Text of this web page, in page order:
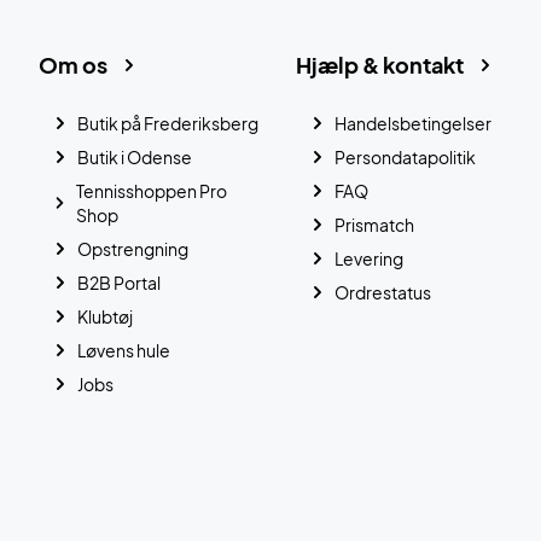
Hjælp & kontakt
Handelsbetingelser
Persondatapolitik
FAQ
Prismatch
Levering
Ordrestatus
Om os
Butik på Frederiksberg
Butik i Odense
Tennisshoppen Pro
Shop
Opstrengning
B2B Portal
Klubtøj
Løvens hule
Jobs